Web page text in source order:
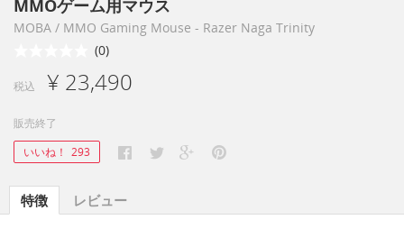
MMOゲーム用マウス
MOBA / MMO Gaming Mouse - Razer Naga Trinity
(0)
税込 ¥ 23,490
販売終了
いいね！ 293
特徴 レビュー